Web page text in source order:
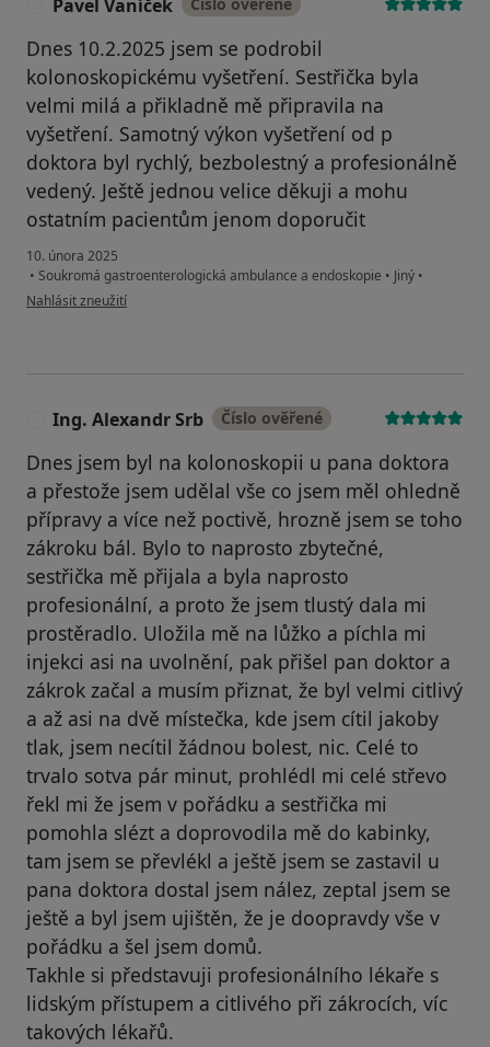
Pavel Vaníček Číslo ověřené
Dnes 10.2.2025 jsem se podrobil
kolonoskopickému vyšetření. Sestřička byla
velmi milá a přikladně mě připravila na
vyšetření. Samotný výkon vyšetření od p
doktora byl rychlý, bezbolestný a profesionálně
vedený. Ještě jednou velice děkuji a mohu
ostatním pacientům jenom doporučit
10. února 2025
• Soukromá gastroenterologická ambulance a endoskopie • Jiný •
podle názoru uživatele Pavel Vaníček
Nahlásit zneužití
Ing. Alexandr Srb Číslo ověřené
Dnes jsem byl na kolonoskopii u pana doktora
a přestože jsem udělal vše co jsem měl ohledně
přípravy a více než poctivě, hrozně jsem se toho
zákroku bál. Bylo to naprosto zbytečné,
sestřička mě přijala a byla naprosto
profesionální, a proto že jsem tlustý dala mi
prostěradlo. Uložila mě na lůžko a píchla mi
injekci asi na uvolnění, pak přišel pan doktor a
zákrok začal a musím přiznat, že byl velmi citlivý
a až asi na dvě místečka, kde jsem cítil jakoby
tlak, jsem necítil žádnou bolest, nic. Celé to
trvalo sotva pár minut, prohlédl mi celé střevo
řekl mi že jsem v pořádku a sestřička mi
pomohla slézt a doprovodila mě do kabinky,
tam jsem se převlékl a ještě jsem se zastavil u
pana doktora dostal jsem nález, zeptal jsem se
ještě a byl jsem ujištěn, že je doopravdy vše v
pořádku a šel jsem domů.
Takhle si představuji profesionálního lékaře s
lidským přístupem a citlivého při zákrocích, víc
takových lékařů.